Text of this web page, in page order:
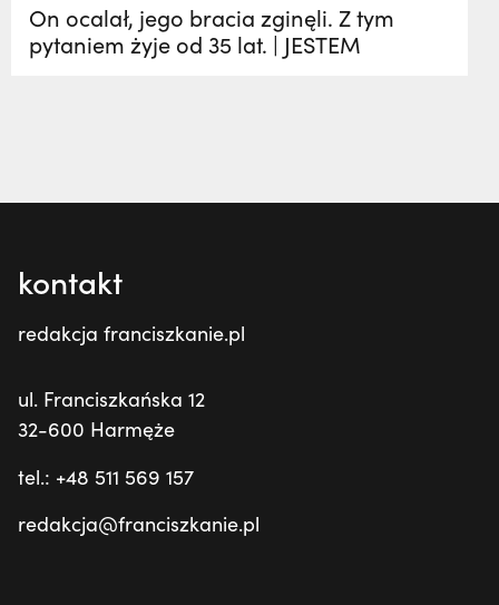
On ocalał, jego bracia zginęli. Z tym
pytaniem żyje od 35 lat. | JESTEM
kontakt
redakcja franciszkanie.pl
ul. Franciszkańska 12
32-600 Harmęże
tel.: +48 511 569 157
redakcja@franciszkanie.pl